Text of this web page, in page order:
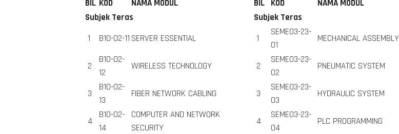
BIL KOD NAMA MODUL BIL KOD
NAMA MODUL
Subjek Teras
Subjek Teras
1
B10-02-11 SERVER ESSENTIAL 1
SEME03-23-
01
MECHANICAL ASSEMBLY
2
B10-02-
12
WIRELESS TECHNOLOGY 2
SEME03-23-
02
PNEUMATIC SYSTEM
3
B10-02-
13
FIBER NETWORK CABLING 3
SEME03-23-
03
HYDRAULIC SYSTEM
4
B10-02-
14
COMPUTER AND NETWORK
SECURITY
4
SEME03-23-
04
PLC PROGRAMMING